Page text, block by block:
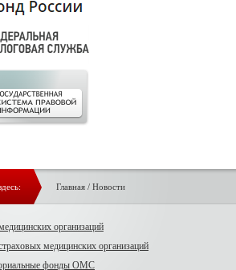
Главная/ Новости
организаций
медицинских организаций
фонды ОМС